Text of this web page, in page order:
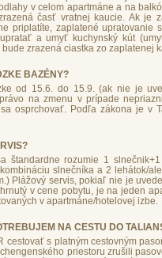
v celom apartmáne a na
časť vratnej kaucie. Ak je
priplatíte, zaplatené upratovanie
a umyť kuchynský kút
zrazená ciastka zo zaplatenej
BAZÉNY?
od 15.6. do 15.9. (ak nie je
na zmenu v prípade
osprchovať. Podľa zákona je v
štandardne rozumie 1
slnečníka a 2 lehátok/
Plážový servis, pokiaľ nie je
v cene pobytu, je na jeden
v apartmáne/hotelovej izbe.
NA CESTU DO
cestovať s platným cestovným
priestoru zrušili